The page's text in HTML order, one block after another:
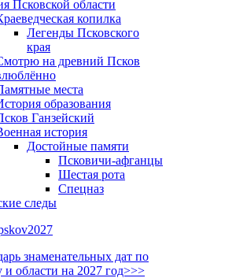
Псковской области
копилка
Легенды Псковского
края
на древний Псков
места
образования
Ганзейский
история
Достойные памяти
Псковичи-афганцы
Шестая рота
Спецназ
следы
знаменательных дат по
и области на 2027 год>>>